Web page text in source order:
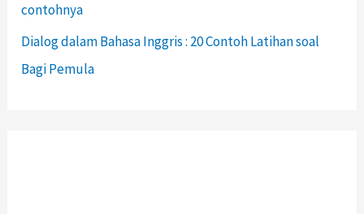
contohnya
Dialog dalam Bahasa Inggris : 20 Contoh Latihan soal
Bagi Pemula